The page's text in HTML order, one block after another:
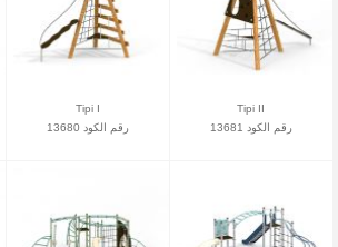
Tipi I
رقم الكود 13680
Tipi II
رقم الكود 13681